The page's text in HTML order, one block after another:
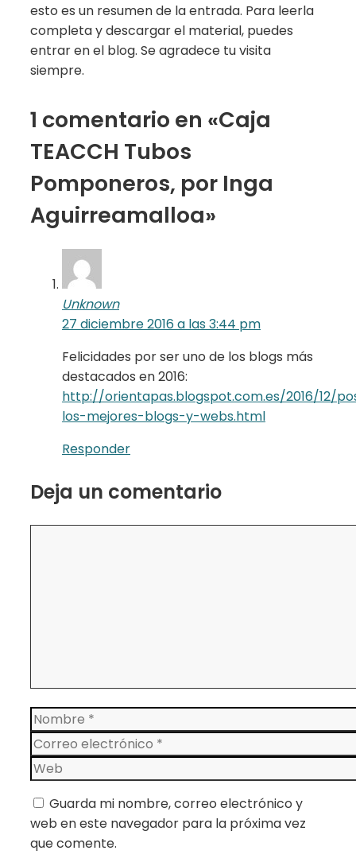
esto es un resumen de la entrada. Para leerla
completa y descargar el material, puedes
entrar en el blog. Se agradece tu visita
siempre.
1 comentario en «Caja
TEACCH Tubos
Pomponeros, por Inga
Aguirreamalloa»
Unknown
27 diciembre 2016 a las 3:44 pm
Felicidades por ser uno de los blogs más
destacados en 2016:
http://orientapas.blogspot.com.es/2016/12/
los-mejores-blogs-y-webs.html
Responder
Deja un comentario
Nombre
Correo
electrónico
Web
Guarda mi nombre, correo electrónico y
web en este navegador para la próxima vez
que comente.